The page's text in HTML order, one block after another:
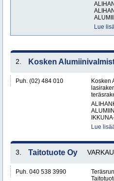
Lue
2. Kosken
Puh. (02) 484 010
Kosken
Lue
3. Taitotuote Oy
Puh. 040 538 3990